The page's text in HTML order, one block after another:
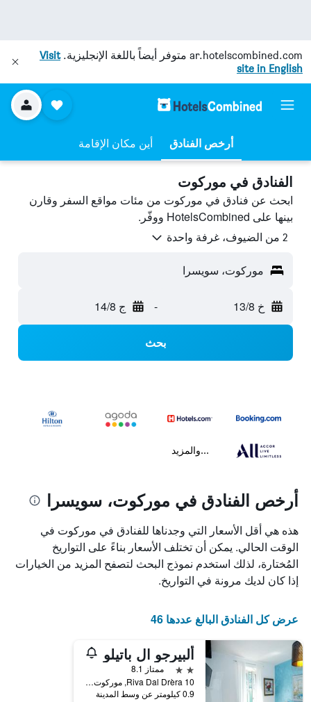
ar.hotelscombined.com متوفر أيضاً باللغة الإنجليزية.Visit
site in English
أرخص الفنادق أين مكان الإقامة
الفنادق في موركوت
ابحث عن فنادق في موركوت من مئات مواقع السفر وقارن
بينها على HotelsCombined ووفّر.
2 من الضيوف، غرفة واحدة
موركوت، سويسرا
خ 13/8 - ج 14/8
بحث
...والمزيد
أرخص الفنادق في موركوت، سويسرا
هذه هي أقل الأسعار التي وجدناها للفنادق في موركوت في
الوقت الحالي. يمكن أن تختلف الأسعار بناءً على التواريخ
المُختارة، لذلك استخدم نموذج البحث لتصفح المزيد من الخيارات
إذا كان لديك مرونة في التواريخ.
عرض كل الفنادق البالغ عددها 46
ألبيرجو ال باتيلو
2 نجمتين
ممتاز 8.1
10 Riva Dal Drèra, موركوت, كانتون تيسينو, سويسرا
0.9 كيلومتر عن وسط المدينة